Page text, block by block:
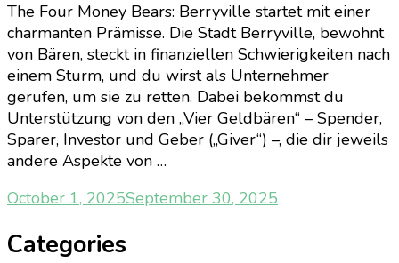
The Four Money Bears: Berryville startet mit einer
charmanten Prämisse. Die Stadt Berryville, bewohnt
von Bären, steckt in finanziellen Schwierigkeiten nach
einem Sturm, und du wirst als Unternehmer
gerufen, um sie zu retten. Dabei bekommst du
Unterstützung von den „Vier Geldbären“ – Spender,
Sparer, Investor und Geber („Giver“) –, die dir jeweils
andere Aspekte von …
October 1, 2025September 30, 2025
Categories